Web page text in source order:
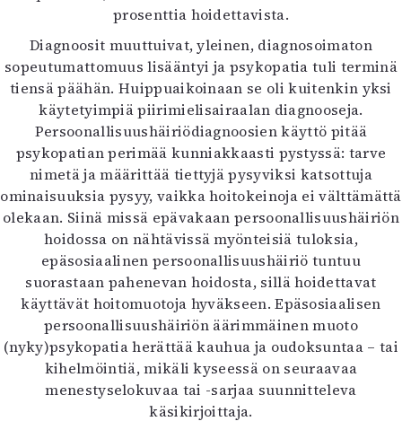
prosenttia hoidettavista.
Diagnoosit muuttuivat, yleinen, diagnosoimaton
sopeutumattomuus lisääntyi ja psykopatia tuli terminä
tiensä päähän. Huippuaikoinaan se oli kuitenkin yksi
käytetyimpiä piirimielisairaalan diagnooseja.
Persoonallisuushäiriödiagnoosien käyttö pitää
psykopatian perimää kunniakkaasti pystyssä: tarve
nimetä ja määrittää tiettyjä pysyviksi katsottuja
ominaisuuksia pysyy, vaikka hoitokeinoja ei välttämättä
olekaan. Siinä missä epävakaan persoonallisuushäiriön
hoidossa on nähtävissä myönteisiä tuloksia,
epäsosiaalinen persoonallisuushäiriö tuntuu
suorastaan pahenevan hoidosta, sillä hoidettavat
käyttävät hoitomuotoja hyväkseen. Epäsosiaalisen
persoonallisuushäiriön äärimmäinen muoto
(nyky)psykopatia herättää kauhua ja oudoksuntaa – tai
kihelmöintiä, mikäli kyseessä on seuraavaa
menestyselokuvaa tai -sarjaa suunnitteleva
käsikirjoittaja.